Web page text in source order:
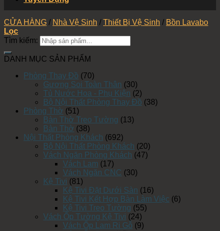
CỬA HÀNG / Nhà Vệ Sinh / Thiết Bị Vệ Sinh / Bồn Lavabo
Lọc
Tìm kiếm:
DANH MỤC SẢN PHẨM
Phòng Thay Đồ (70)
Gương Soi Toàn Thân (30)
Tủ Nước Hoa - Phụ Kiện (2)
Bộ Nội Thất Phòng Thay Đồ (38)
Phòng Thờ (51)
Bàn Thờ Treo Tường (13)
Bàn Thờ (38)
Nội Thất Phòng Khách (692)
Bộ Nội Thất Phòng Khách (20)
Vách Ngăn Phòng Khách (47)
Vách Lam (17)
Vách Ngăn CNC (30)
Kệ Tivi (81)
Kệ Tivi Đặt Dưới Sàn (16)
Kệ Tivi Kết Hợp Bàn Làm Việc (6)
Kệ Tivi Treo Tường (55)
Vách Ốp Tường Kệ Tivi (24)
Vách Ốp Lam Ri Gỗ (9)